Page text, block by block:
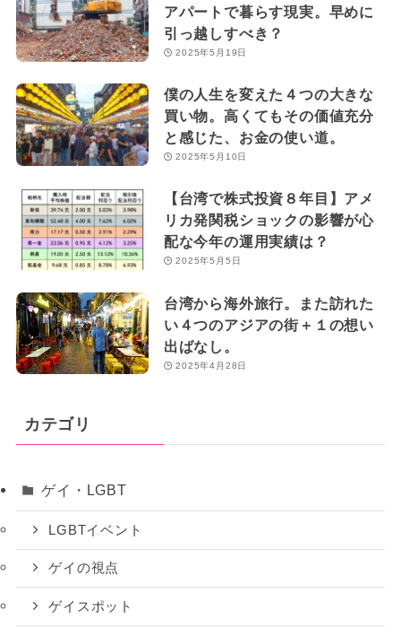
アパートで暮らす現実。早めに
引っ越しすべき？
2025年5月19日
僕の人生を変えた４つの大きな
買い物。高くてもその価値充分
と感じた、お金の使い道。
2025年5月10日
【台湾で株式投資８年目】アメ
リカ発関税ショックの影響が心
配な今年の運用実績は？
2025年5月5日
台湾から海外旅行。また訪れた
い４つのアジアの街＋１の想い
出ばなし。
2025年4月28日
カテゴリ
ゲイ・LGBT
LGBTイベント
ゲイの視点
ゲイスポット